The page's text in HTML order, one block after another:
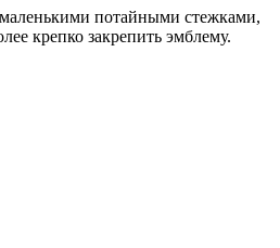
потайными стежками,
крепко закрепить эмблему.